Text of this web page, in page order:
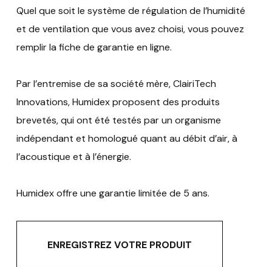
Quel que soit le système de régulation de l’humidité
et de ventilation que vous avez choisi, vous pouvez
remplir la fiche de garantie en ligne.
Par l’entremise de sa société mère, ClairiTech
Innovations, Humidex proposent des produits
brevetés, qui ont été testés par un organisme
indépendant et homologué quant au débit d’air, à
l’acoustique et à l’énergie.
Humidex offre une garantie limitée de 5 ans.
ENREGISTREZ VOTRE PRODUIT